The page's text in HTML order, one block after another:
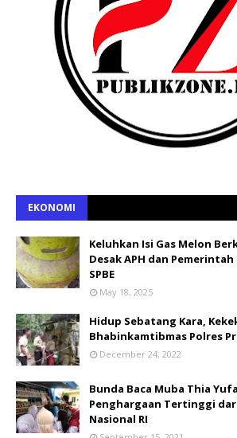
EKONOMI
Keluhkan Isi Gas Melon
Desak APH dan
SPBE
May 18, 2025
Hidup Sebatang Kara,
Bhabinkamtibmas Polres
December 24, 2022
Bunda Baca Muba Thia
Penghargaan Tertinggi
Nasional RI